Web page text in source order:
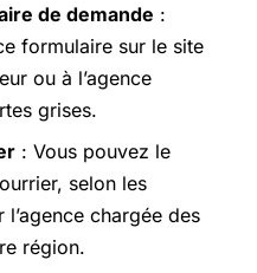
de demande :
formulaire sur le site
ou à l’agence
grises.
: Vous pouvez le
selon les
chargée des
région.